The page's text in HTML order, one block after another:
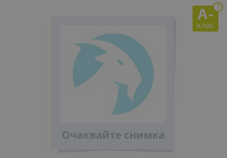
?
A-
клас